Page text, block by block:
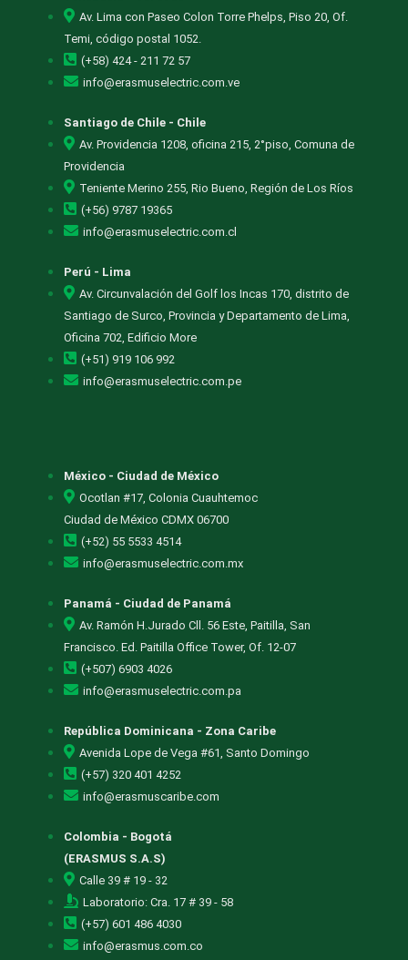
Av. Lima con Paseo Colon Torre Phelps, Piso 20, Of.
Temi, código postal 1052.
(+58) 424 - 211 72 57
info@erasmuselectric.com.ve
Santiago de Chile - Chile
Av. Providencia 1208, oficina 215, 2°piso, Comuna de
Providencia
Teniente Merino 255, Rio Bueno, Región de Los Ríos
(+56) 9787 19365
info@erasmuselectric.com.cl
Perú - Lima
Av. Circunvalación del Golf los Incas 170, distrito de
Santiago de Surco, Provincia y Departamento de Lima,
Oficina 702, Edificio More
(+51) 919 106 992
info@erasmuselectric.com.pe
México - Ciudad de México
Ocotlan #17, Colonia Cuauhtemoc
Ciudad de México CDMX 06700
(+52) 55 5533 4514
info@erasmuselectric.com.mx
Panamá - Ciudad de Panamá
Av. Ramón H.Jurado Cll. 56 Este, Paitilla, San
Francisco. Ed. Paitilla Office Tower, Of. 12-07
(+507) 6903 4026
info@erasmuselectric.com.pa
República Dominicana - Zona Caribe
Avenida Lope de Vega #61, Santo Domingo
(+57) 320 401 4252
info@erasmuscaribe.com
Colombia - Bogotá
(ERASMUS S.A.S)
Calle 39 # 19 - 32
Laboratorio: Cra. 17 # 39 - 58
(+57) 601 486 4030
info@erasmus.com.co